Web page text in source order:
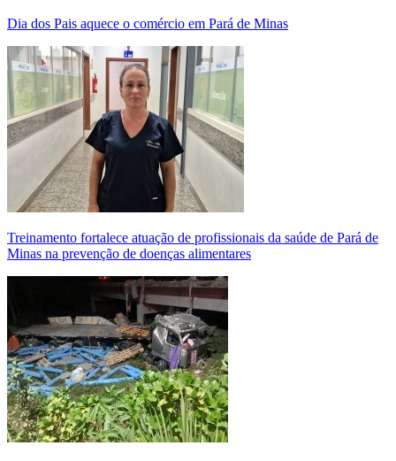
Dia dos Pais aquece o comércio em Pará de Minas
Treinamento fortalece atuação de profissionais da saúde de Pará de
Minas na prevenção de doenças alimentares